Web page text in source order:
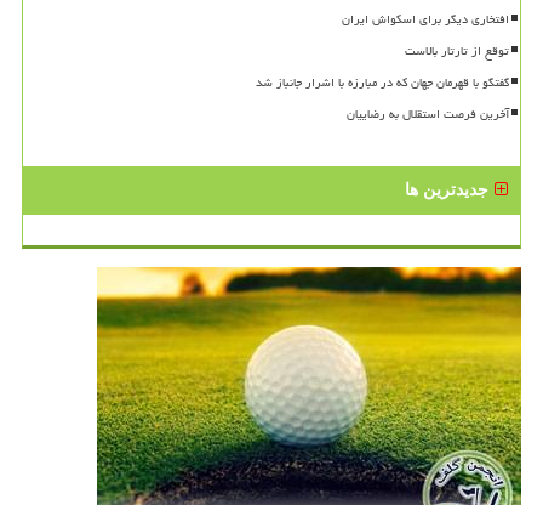
افتخاری دیگر برای اسکواش ایران
توقع از تارتار بالاست
گفتگو با قهرمان جهان که در مبارزه با اشرار جانباز شد
آخرین فرصت استقلال به رضاییان
جدیدترین ها